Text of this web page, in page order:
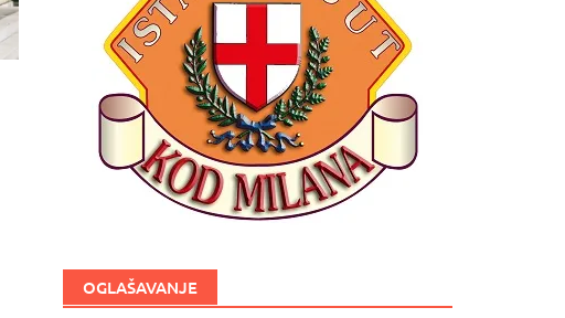
OGLAŠAVANJE